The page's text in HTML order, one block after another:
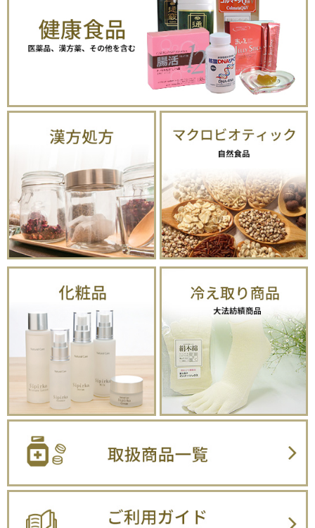
がない場合はメールでご相談下さい。お返事まで多少時間がかかる
こともありますがご了承ください。